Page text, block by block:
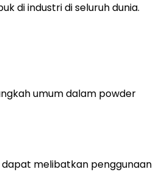
di industri di seluruh dunia.
umum dalam powder
melibatkan penggunaan